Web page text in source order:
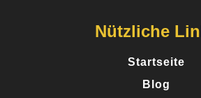
Perfekt für kleine Auflagen - Ich
Broschüren und war überrascht,
wenn man keine riesige
Nützliche
Startseite
Blog